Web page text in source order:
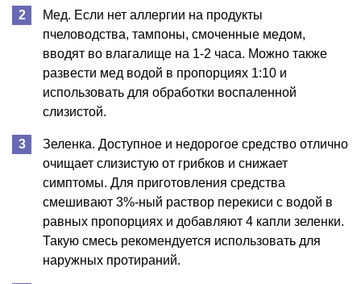
Мед. Если нет аллергии на продукты
пчеловодства, тампоны, смоченные медом,
вводят во влагалище на 1-2 часа. Можно также
развести мед водой в пропорциях 1:10 и
использовать для обработки воспаленной
слизистой.
Зеленка. Доступное и недорогое средство отлично
очищает слизистую от грибков и снижает
симптомы. Для приготовления средства
смешивают 3%-ный раствор перекиси с водой в
равных пропорциях и добавляют 4 капли зеленки.
Такую смесь рекомендуется использовать для
наружных протираний.